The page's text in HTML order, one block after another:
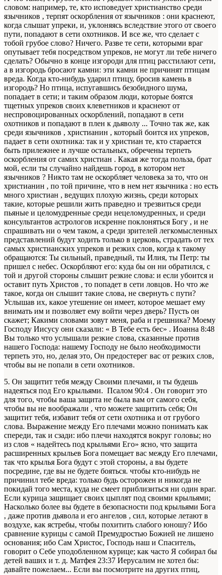
словом: например, те, кто исповедует христианство среди
язычников , терпят оскорбления от язычников : они краснеют,
когда слышат упреки, и, уклоняясь вследствие этого от своего
пути, попадают в сети охотников. И все же, что сделает с
тобой грубое слово? Ничего. Разве те сети, которыми враг
опутывает тебя посредством упреков, не могут ли тебе ничего
сделать? Обычно в конце изгороди для птиц расстилают сети,
а в изгородь бросают камни: эти камни не причинят птицам
вреда. Когда кто-нибудь ударил птицу, бросив камень в
изгородь? Но птица, испугавшись безобидного шума,
попадает в сети; и таким образом люди, которые боятся
тщетных упреков своих клеветников и краснеют от
неспровоцированных оскорблений, попадают в сети
охотников и попадают в плен к дьяволу ... Точно так же, как
среди язычников , христианин , который боится их упреков,
падает в сети охотника: так и у христиан те, кто старается
быть прилежнее и лучше остальных, обречены терпеть
оскорбления от самих христиан . Какая же тогда польза, брат
мой, если ты случайно найдешь город, в котором нет
язычников ? Никто там не оскорбляет человека за то, что он
христианин , по той причине, что в нем нет язычника : но есть
много христиан , ведущих плохую жизнь, среди которых
такие, которые решили жить праведно и трезвиться среди
пьяные и целомудренные среди нецеломудренных, и среди
консультантов астрологов искренне поклоняться Богу , и не
спрашивать ни о чем таком, а среди зрителей легкомысленных
представлений будут ходить только в церковь, страдать от тех
самых христианских упреков и резких слов, когда к такому
обращаются: Ты сильный, праведный, ты Илия, ты Петр: ты
пришел с небес. Оскорбляют его: куда бы он ни обратился, с
той и другой стороны слышит резкие слова: и если убоится и
оставит путь Христов , то попадет в сети ловцов. Но что же
такое, когда он слышит такие слова, не свернуть с пути?
Услышав их, какое утешение он имеет, которое мешает ему
внимать им и позволяет ему войти через дверь? Пусть он
скажет; Какими словами зовут меня, раба и грешника? Моему
Господу Иисусу они сказали: « В Тебе есть бес» . Иоанна 8:48
Вы только что услышали резкие слова, сказанные против
нашего Господа: нашему Господу не было необходимости
терпеть это, но, делая это, Он предостерег вас от резких слов,
чтобы вы не попали в сети охотников.
5. Он защитит тебя между Своими плечами, и ты будешь
надеяться под Его крыльями. Псалом 90:4 . Он говорит это
для того, чтобы ваша защита не была вам от самого себя,
чтобы вы не воображали , что можете защитить себя; Он
защитит тебя, избавит тебя от сети охотника и от грубого
слова. Выражение между Его плечами можно понимать как
спереди, так и сзади: ибо плечи находятся вокруг головы; но
из слов « надейтесь под крыльями Его» ясно, что защита
расширенных крыльев Бога помещает вас между Его плечами,
так что крылья Бога будут с этой стороны, а вы будете
посредине, где вы не будете бояться. чтобы кто-нибудь не
причинил тебе вреда: только будь осторожен и никогда не
покидай того места, куда не смеет приблизиться ни один враг.
Если курица защищает своих цыплят под своими крыльями;
Насколько более вы будете в безопасности под крыльями Бога
, даже против дьявола и его ангелов , сил, которые летают в
воздухе, как ястребы, чтобы похитить слабого юношу? Ибо
сравнение курицы с самой Премудростью Божией не лишено
основания; ибо Сам Христос, Господь наш и Спаситель,
говорит о Себе уподобленном курице; как часто Я собирал бы
детей ваших и т. д. Матфея 23:37 Иерусалим не хотел бы:
давайте пожелаем... Если вы посмотрите на других птиц,